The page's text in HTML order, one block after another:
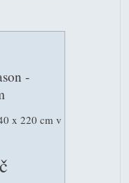
-
x 220 cm v